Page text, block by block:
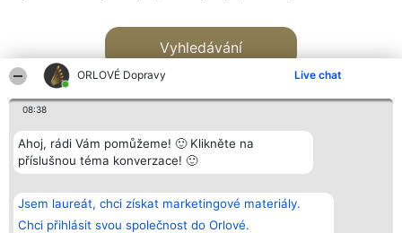
ORLOVÉ Dopravy Live chat
08:38
Ahoj, rádi Vám pomůžeme! 🙂 Klikněte na
příslušnou téma konverzace! 🙂
Jsem laureát, chci získat marketingové materiály.
Chci přihlásit svou společnost do Orlové.
Vyhledávání
Bright Side Solutions sp. z o.
o. sp. k.
ul. Ruska 22
Vítězové
Seznam všech
laureátů
Kontakt